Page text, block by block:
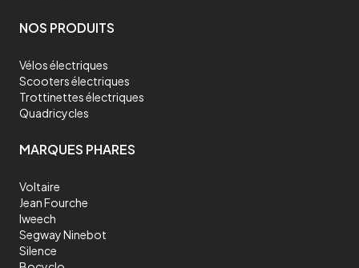
NOS PRODUITS
Vélos électriques
Scooters électriques
Trottinettes électriques
Quadricycles
MARQUES PHARES
Voltaire
Jean Fourche
Iweech
Segway Ninebot
Silence